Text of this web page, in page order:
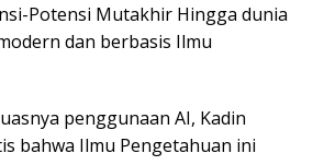
Potensi Mutakhir Hingga dunia
dan berbasis Ilmu
penggunaan AI, Kadin
bahwa Ilmu Pengetahuan ini